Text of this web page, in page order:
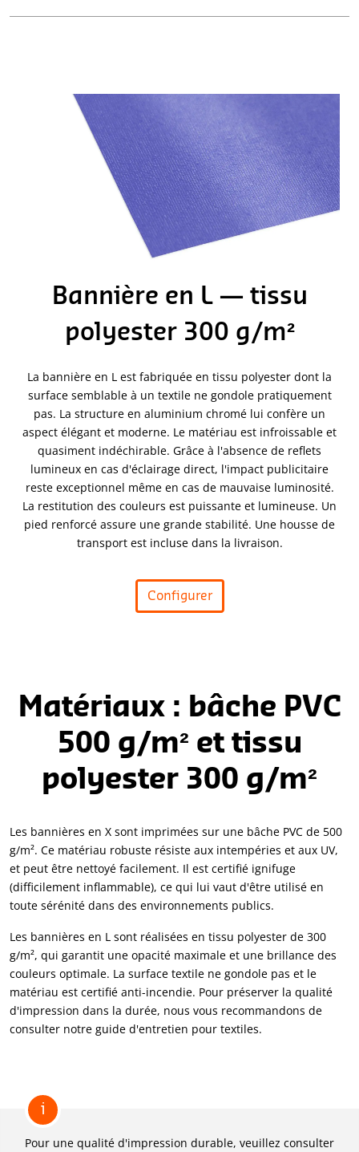
Bannière en L — tissu
polyester 300 g/m²
La bannière en L est fabriquée en tissu polyester dont la
surface semblable à un textile ne gondole pratiquement
pas. La structure en aluminium chromé lui confère un
aspect élégant et moderne. Le matériau est infroissable et
quasiment indéchirable. Grâce à l'absence de reflets
lumineux en cas d'éclairage direct, l'impact publicitaire
reste exceptionnel même en cas de mauvaise luminosité.
La restitution des couleurs est puissante et lumineuse. Un
pied renforcé assure une grande stabilité. Une housse de
transport est incluse dans la livraison.
Configurer
Matériaux : bâche PVC
500 g/m² et tissu
polyester 300 g/m²
Les bannières en X sont imprimées sur une bâche PVC de 500
g/m². Ce matériau robuste résiste aux intempéries et aux UV,
et peut être nettoyé facilement. Il est certifié ignifuge
(difficilement inflammable), ce qui lui vaut d'être utilisé en
toute sérénité dans des environnements publics.
Les bannières en L sont réalisées en tissu polyester de 300
g/m², qui garantit une opacité maximale et une brillance des
couleurs optimale. La surface textile ne gondole pas et le
matériau est certifié anti-incendie. Pour préserver la qualité
d'impression dans la durée, nous vous recommandons de
consulter notre guide d'entretien pour textiles.
i
Pour une qualité d'impression durable, veuillez consulter